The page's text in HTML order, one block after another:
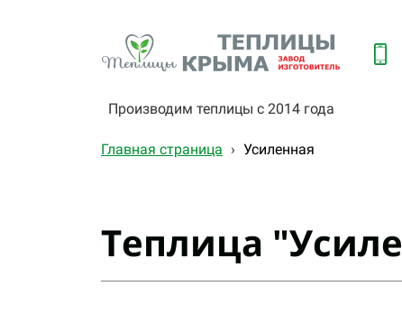
Производим теплицы с 2014 года
Главная страница › Усиленная
Теплица